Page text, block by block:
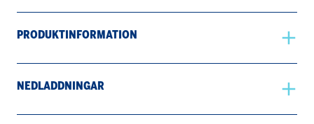
PRODUKTINFORMATION
NEDLADDNINGAR